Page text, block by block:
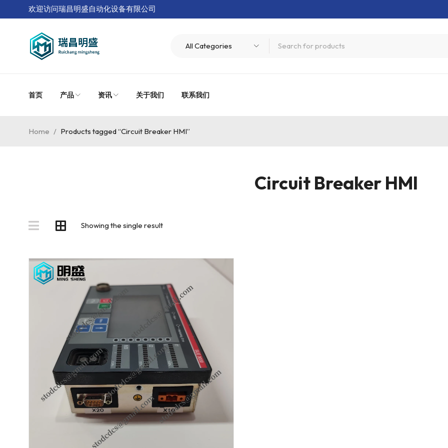
欢迎访问瑞昌明盛自动化设备有限公司
首页 产品 资讯 关于我们 联系我们
Circuit Breaker HMI
Home / Products tagged “Circuit Breaker HMI”
Showing the single result